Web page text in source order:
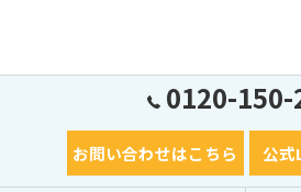
0120-150-
お問い合わせはこちら 公式